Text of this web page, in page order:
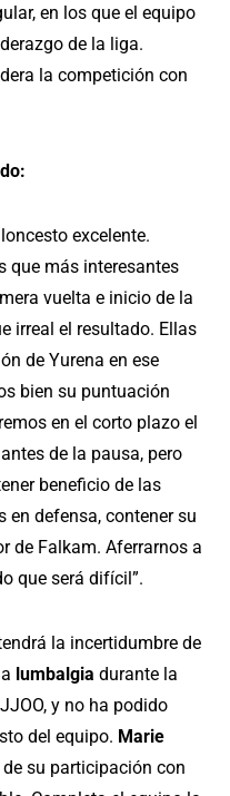
en los que el equipo
de la liga.
la competición con
excelente.
que más interesantes
vuelta e inicio de la
irreal el resultado. Ellas
de Yurena en ese
bien su puntuación
en el corto plazo el
de la pausa, pero
beneficio de las
en defensa, contener su
de Falkam. Aferrarnos a
que será difícil”.
la incertidumbre de
lumbalgia durante la
y no ha podido
del equipo. Marie
su participación con